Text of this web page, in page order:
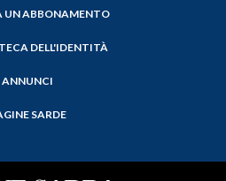
UN ABBONAMENTO
DELL'IDENTITÀ
ANNUNCI
SARDE